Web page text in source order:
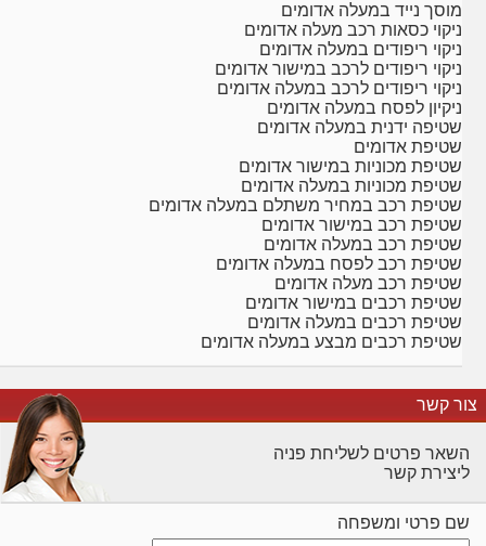
מוסך נייד במעלה אדומים
ניקוי כסאות רכב מעלה אדומים
ניקוי ריפודים במעלה אדומים
ניקוי ריפודים לרכב במישור אדומים
ניקוי ריפודים לרכב במעלה אדומים
ניקיון לפסח במעלה אדומים
שטיפה ידנית במעלה אדומים
שטיפת אדומים
שטיפת מכוניות במישור אדומים
שטיפת מכוניות במעלה אדומים
שטיפת רכב במחיר משתלם במעלה אדומים
שטיפת רכב במישור אדומים
שטיפת רכב במעלה אדומים
שטיפת רכב לפסח במעלה אדומים
שטיפת רכב מעלה אדומים
שטיפת רכבים במישור אדומים
שטיפת רכבים במעלה אדומים
שטיפת רכבים מבצע במעלה אדומים
צור קשר
השאר פרטים לשליחת פניה
ליצירת קשר
שם פרטי ומשפחה